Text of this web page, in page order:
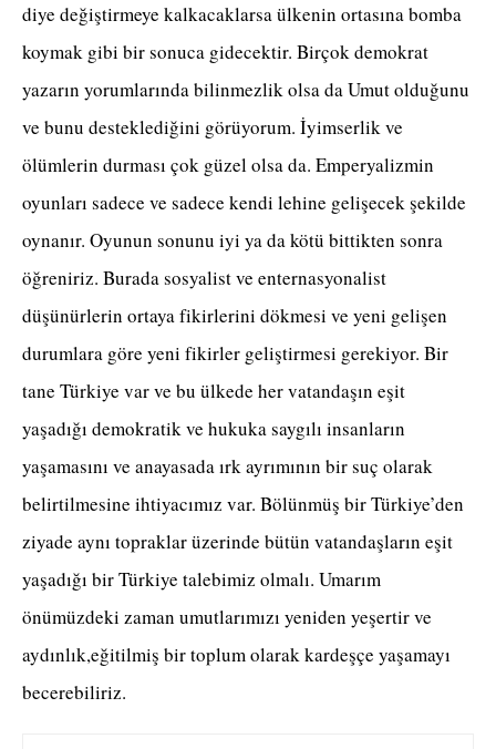
diye değiştirmeye kalkacaklarsa ülkenin ortasına bomba
koymak gibi bir sonuca gidecektir. Birçok demokrat
yazarın yorumlarında bilinmezlik olsa da Umut olduğunu
ve bunu desteklediğini görüyorum. İyimserlik ve
ölümlerin durması çok güzel olsa da. Emperyalizmin
oyunları sadece ve sadece kendi lehine gelişecek şekilde
oynanır. Oyunun sonunu iyi ya da kötü bittikten sonra
öğreniriz. Burada sosyalist ve enternasyonalist
düşünürlerin ortaya fikirlerini dökmesi ve yeni gelişen
durumlara göre yeni fikirler geliştirmesi gerekiyor. Bir
tane Türkiye var ve bu ülkede her vatandaşın eşit
yaşadığı demokratik ve hukuka saygılı insanların
yaşamasını ve anayasada ırk ayrımının bir suç olarak
belirtilmesine ihtiyacımız var. Bölünmüş bir Türkiye’den
ziyade aynı topraklar üzerinde bütün vatandaşların eşit
yaşadığı bir Türkiye talebimiz olmalı. Umarım
önümüzdeki zaman umutlarımızı yeniden yeşertir ve
aydınlık,eğitilmiş bir toplum olarak kardeşçe yaşamayı
becerebiliriz.